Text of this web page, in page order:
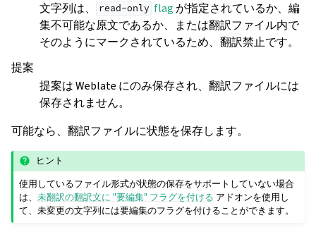
文字列は、
read-only flag が指定されているか、編
集不可能な原文であるか、または翻訳ファイル内で
そのようにマークされているため、翻訳禁止です。
提案
提案は Weblate にのみ保存され、翻訳ファイルには
保存されません。
可能なら、翻訳ファイルに状態を保存します。
ヒント
使用しているファイル形式が状態の保存をサポートしていない場合
は、未翻訳の翻訳文に "要編集" フラグを付ける アドオンを使用し
て、未変更の文字列には要編集のフラグを付けることができます。